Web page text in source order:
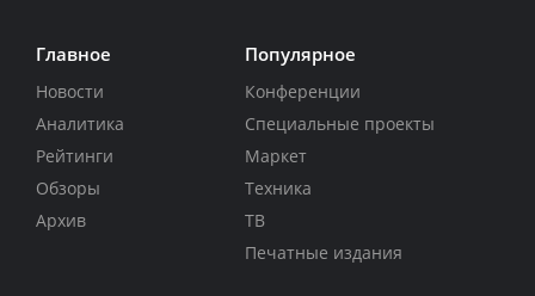
Главное
Новости
Аналитика
Рейтинги
Обзоры
Архив
Популярное
Конференции
Специальные проекты
Маркет
Техника
ТВ
Печатные издания